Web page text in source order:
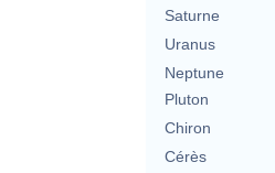
Saturne
Uranus
Neptune
Pluton
Chiron
Cérès